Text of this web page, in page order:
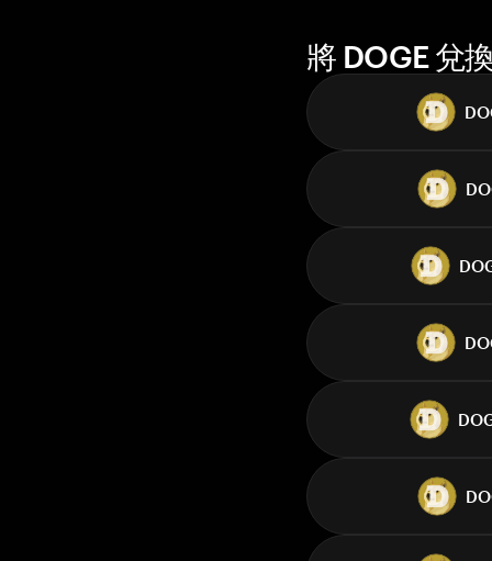
將 DOGE 兌